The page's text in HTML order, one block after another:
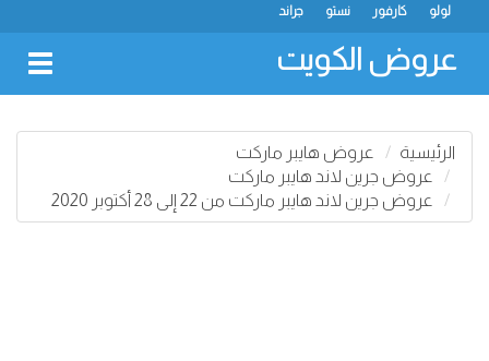
جراند نستو كارفور لولو
عروض الكويت
الرئيسية
عروض هايبر ماركت
عروض جرين لاند هايبر ماركت
عروض جرين لاند هايبر ماركت من 22 إلى 28 أكتوبر 2020